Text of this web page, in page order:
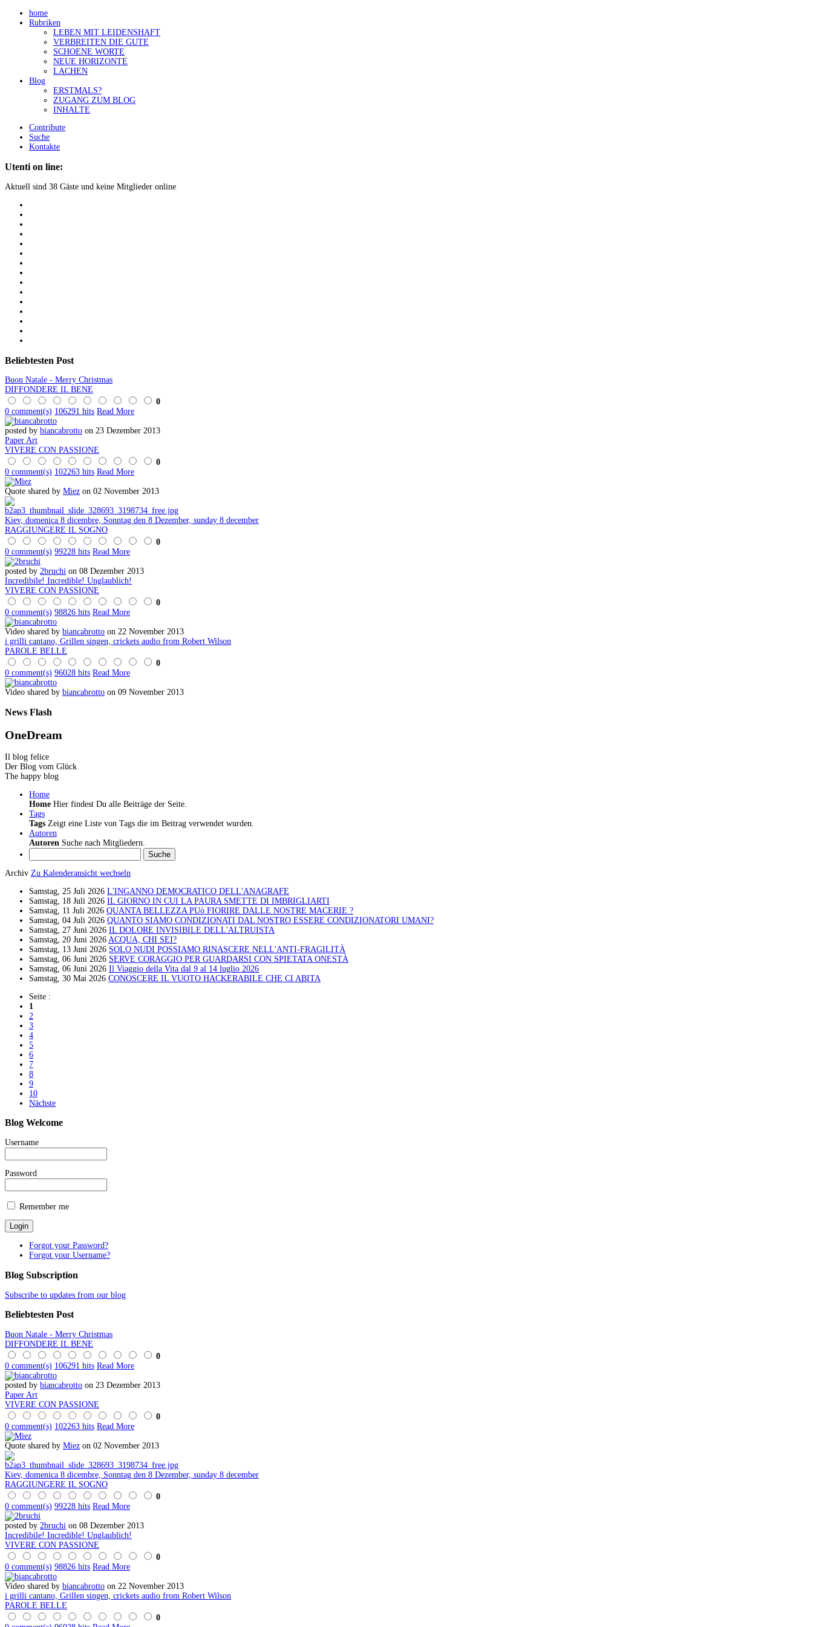
home
Rubriken
LEBEN MIT LEIDENSHAFT
VERBREITEN DIE GUTE
SCHOENE WORTE
NEUE HORIZONTE
LACHEN
Blog
ERSTMALS?
ZUGANG ZUM BLOG
INHALTE
Contribute
Suche
Kontakte
Utenti on line:
Aktuell sind 38 Gäste und keine Mitglieder online
Beliebtesten Post
Buon Natale - Merry Christmas
DIFFONDERE IL BENE
0
0 comment(s) 106291 hits Read More
posted by biancabrotto on 23 Dezember 2013
Paper Art
VIVERE CON PASSIONE
0
0 comment(s) 102263 hits Read More
Quote shared by Miez on 02 November 2013
Kiev, domenica 8 dicembre, Sonntag den 8 Dezember, sunday 8 december
RAGGIUNGERE IL SOGNO
0
0 comment(s) 99228 hits Read More
posted by 2bruchi on 08 Dezember 2013
Incredibile! Incredible! Unglaublich!
VIVERE CON PASSIONE
0
0 comment(s) 98826 hits Read More
Video shared by biancabrotto on 22 November 2013
i grilli cantano, Grillen singen, crickets audio from Robert Wilson
PAROLE BELLE
0
0 comment(s) 96028 hits Read More
Video shared by biancabrotto on 09 November 2013
News Flash
OneDream
Il blog felice
Der Blog vom Glück
The happy blog
Home
Home Hier findest Du alle Beiträge der Seite.
Tags
Tags Zeigt eine Liste von Tags die im Beitrag verwendet wurden.
Autoren
Autoren Suche nach Mitgliedern.
Suche
Archiv Zu Kalenderansicht wechseln
Samstag, 25 Juli 2026 L'INGANNO DEMOCRATICO DELL'ANAGRAFE
Samstag, 18 Juli 2026 IL GIORNO IN CUI LA PAURA SMETTE DI IMBRIGLIARTI
Samstag, 11 Juli 2026 QUANTA BELLEZZA PUò FIORIRE DALLE NOSTRE MACERIE ?
Samstag, 04 Juli 2026 QUANTO SIAMO CONDIZIONATI DAL NOSTRO ESSERE CONDIZIONATORI UMANI?
Samstag, 27 Juni 2026 IL DOLORE INVISIBILE DELL'ALTRUISTA
Samstag, 20 Juni 2026 ACQUA, CHI SEI?
Samstag, 13 Juni 2026 SOLO NUDI POSSIAMO RINASCERE NELL'ANTI-FRAGILITÀ
Samstag, 06 Juni 2026 SERVE CORAGGIO PER GUARDARSI CON SPIETATA ONESTÀ
Samstag, 06 Juni 2026 Il Viaggio della Vita dal 9 al 14 luglio 2026
Samstag, 30 Mai 2026 CONOSCERE IL VUOTO HACKERABILE CHE CI ABITA
Seite :
1
2
3
4
5
6
7
8
9
10
Nächste
Blog Welcome
Username
Password
Remember me
Forgot your Password?
Forgot your Username?
Blog Subscription
Subscribe to updates from our blog
Beliebtesten Post
Buon Natale - Merry Christmas
DIFFONDERE IL BENE
0
0 comment(s) 106291 hits Read More
posted by biancabrotto on 23 Dezember 2013
Paper Art
VIVERE CON PASSIONE
0
0 comment(s) 102263 hits Read More
Quote shared by Miez on 02 November 2013
Kiev, domenica 8 dicembre, Sonntag den 8 Dezember, sunday 8 december
RAGGIUNGERE IL SOGNO
0
0 comment(s) 99228 hits Read More
posted by 2bruchi on 08 Dezember 2013
Incredibile! Incredible! Unglaublich!
VIVERE CON PASSIONE
0
0 comment(s) 98826 hits Read More
Video shared by biancabrotto on 22 November 2013
i grilli cantano, Grillen singen, crickets audio from Robert Wilson
PAROLE BELLE
0